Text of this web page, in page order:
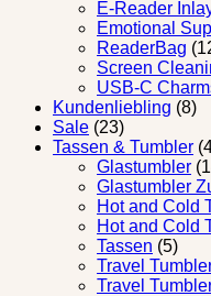
E-Reader
Emotional
ReaderBag
Screen
USB-C
Kundenliebling (8)
Sale (23)
Tassen & Tumbler
Glastumbler
Glastumbler
Hot and Cold
Hot and Cold
Tassen (5)
Travel
Travel